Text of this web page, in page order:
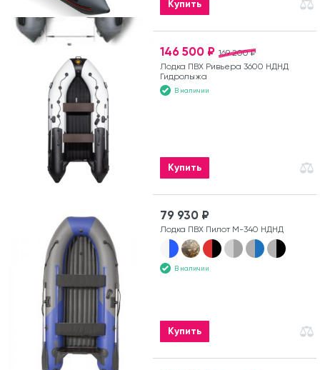
Купить
169 200 ₽
146 500 ₽
Лодка ПВХ Ривьера 3600 НДНД
Гидролыжа
В наличии
Купить
79 930 ₽
Лодка ПВХ Пилот М-340 НДНД
В наличии
Купить